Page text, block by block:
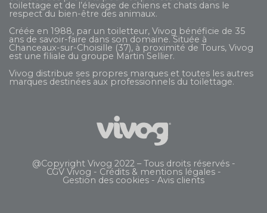
toilettage et de l’élevage de chiens et chats dans le
respect du bien-être des animaux.
Créée en 1988, par un toiletteur, Vivog bénéficie de 35
ans de savoir-faire dans son domaine. Située à
Chanceaux-sur-Choisille (37), à proximité de Tours, Vivog
est une filiale du groupe Martin Sellier.
Vivog distribue ses propres marques et toutes les autres
marques destinées aux professionnels du toilettage.
@Copyright Vivog 2022 – Tous droits réservés -
CGV Vivog - Crédits & mentions légales-
Gestion des cookies - Avis clients